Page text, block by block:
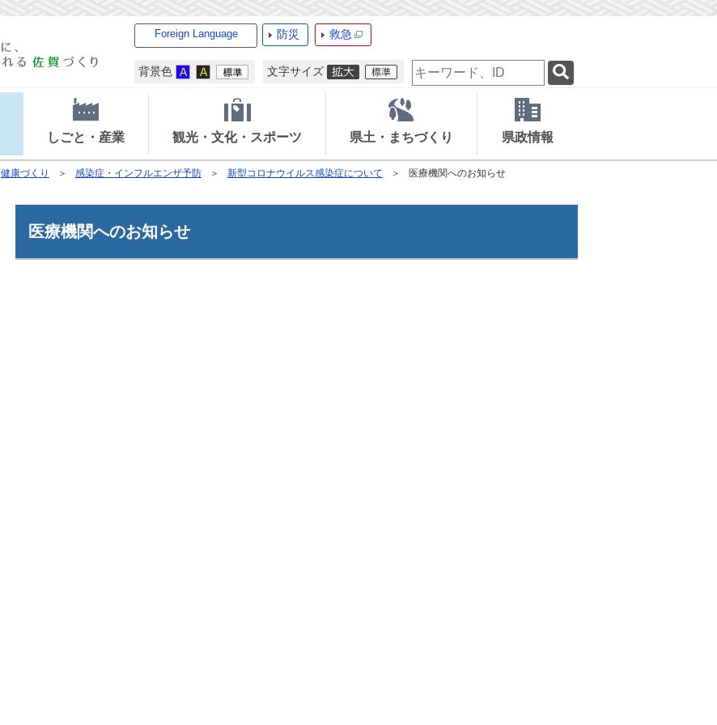
Foreign Language 防災 救急
背景色 文字サイズ
検
索
ー
ー
ド
しごと・産業 観光・文化・スポーツ 県土・まちづくり 県政情報
健康づくり 感染症・インフルエンザ予防 新型コロナウイルス感染症について 医療機関へのお知らせ
医療機関へのお知らせ